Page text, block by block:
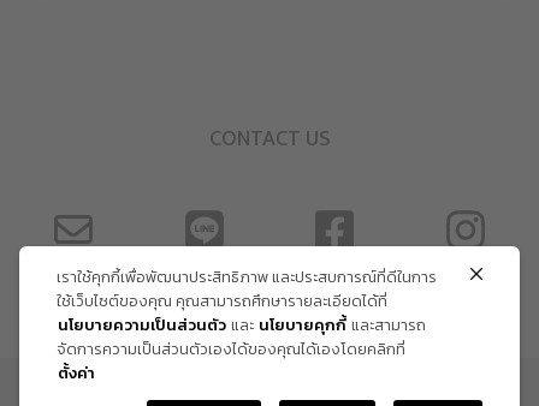
CONTACT US
ข้อกำหนด และเงื่อนไข
เราใช้คุกกี้เพื่อพัฒนาประสิทธิภาพ และประสบการณ์ที่ดีในการ
ใช้เว็บไซต์ของคุณ คุณสามารถศึกษารายละเอียดได้ที่
นโยบายความเป็นส่วนตัวและ นโยบายคุกกี้และสามารถ
จัดการความเป็นส่วนตัวเองได้ของคุณได้เองโดยคลิกที่
ตั้งค่า